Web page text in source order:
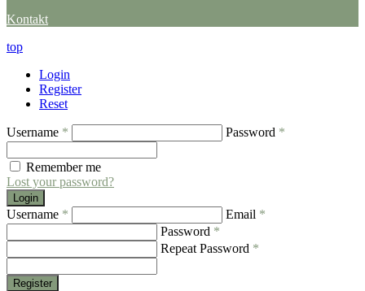
Kontakt
top
Login
Register
Reset
Username * Password *
Remember me
Lost your password?
Login
Username * Email *
Password *
Repeat Password *
Register